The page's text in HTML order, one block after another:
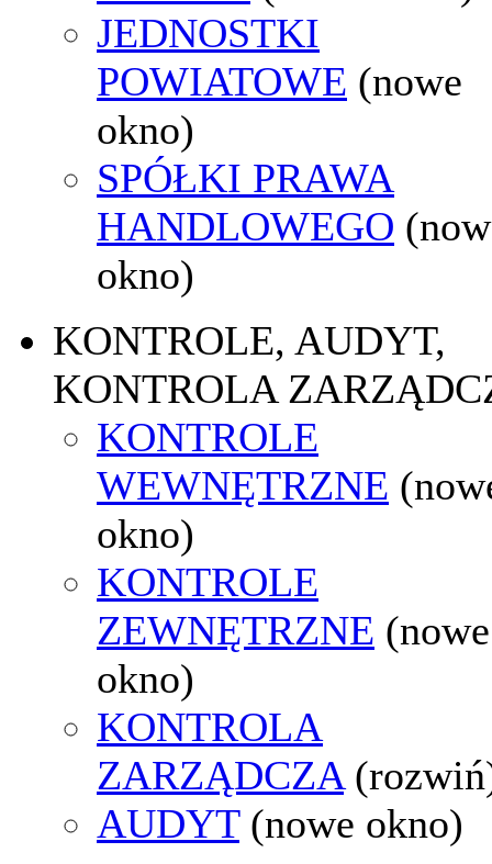
JEDNOSTKI
POWIATOWE (nowe
okno)
SPÓŁKI PRAWA
HANDLOWEGO
okno)
KONTROLE, AUDYT,
KONTROLA
KONTROLE
WEWNĘTRZNE
okno)
KONTROLE
ZEWNĘTRZNE (nowe
okno)
KONTROLA
ZARZĄDCZA
AUDYT (nowe okno)